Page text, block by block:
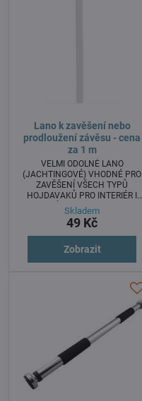
Lano k zavěšení nebo
prodloužení závěsu - cena
za 1 m
VELMI ODOLNÉ LANO
(JACHTINGOVÉ) VHODNÉ PRO
ZAVĚŠENÍ VŠECH TYPŮ
HOJDAVAKŮ PRO INTERIÉR I
EXTERIÉR. NOSNOST 200 KG
Skladem
49 Kč
Zobrazit